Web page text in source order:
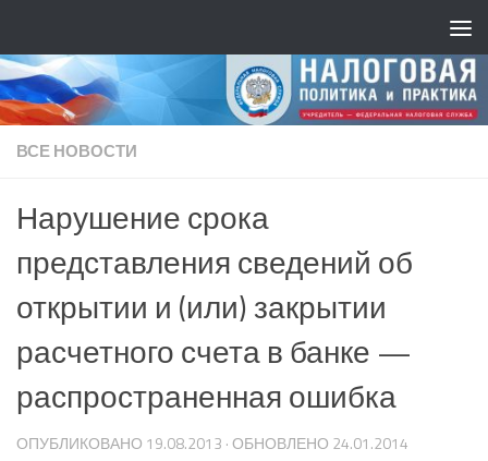
ВСЕ НОВОСТИ
Нарушение срока
представления сведений об
открытии и (или) закрытии
расчетного счета в банке —
распространенная ошибка
ОПУБЛИКОВАНО 19.08.2013 · ОБНОВЛЕНО 24.01.2014